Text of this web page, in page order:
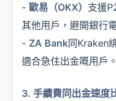
- 歐易（OKX） 支援
其他用戶，避開銀行
- ZA Bank同Kraken
適合急住出金嘅用戶。
3. 手續費同出金速度